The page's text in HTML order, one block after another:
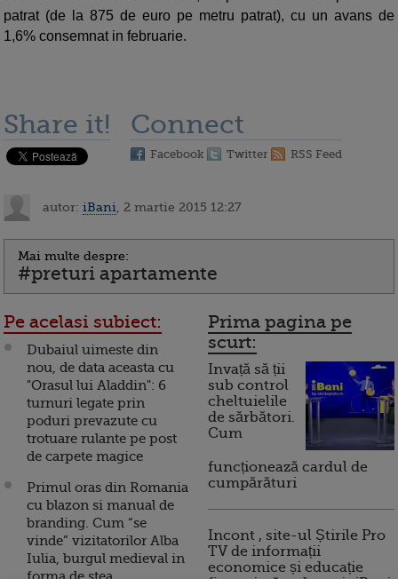
patrat (de la 875 de euro pe metru patrat), cu un avans de
1,6% consemnat in februarie.
Share it! Connect
Facebook Twitter RSS Feed
autor: iBani , 2 martie 2015 12:27
Mai multe despre:
#preturi apartamente
Pe acelasi subiect:
Dubaiul uimeste din
nou, de data aceasta cu
"Orasul lui Aladdin": 6
turnuri legate prin
poduri prevazute cu
trotuare rulante pe post
de carpete magice
Primul oras din Romania
cu blazon si manual de
branding. Cum “se
vinde” vizitatorilor Alba
Iulia, burgul medieval in
Prima pagina pe
scurt:
Invață să ții
sub control
cheltuielile
de sărbători.
Cum
funcționează cardul de
cumpărături
Incont , site-ul Știrile Pro
TV de informații
economice și educație